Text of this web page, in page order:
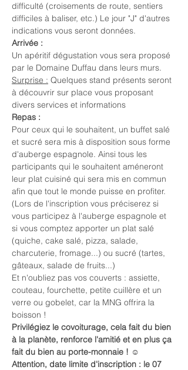
difficulté (croisements de route, sentiers
difficiles à baliser, etc.) Le jour "J" d'autres
indications vous seront données.
Arrivée :
Un apéritif dégustation vous sera proposé
par le Domaine Duffau dans leurs murs.
Surprise : Quelques stand présents seront
à découvrir sur place vous proposant
divers services et informations
Repas :
Pour ceux qui le souhaitent, un buffet salé
et sucré sera mis à disposition sous forme
d'auberge espagnole. Ainsi tous les
participants qui le souhaitent améneront
leur plat cuisiné qui sera mis en commun
afin que tout le monde puisse en profiter.
(Lors de l'inscription vous préciserez si
vous participez à l'auberge espagnole et
si vous comptez apporter un plat salé
(quiche, cake salé, pizza, salade,
charcuterie, fromage...) ou sucré (tartes,
gâteaux, salade de fruits...)
Et n'oubliez pas vos couverts : assiette,
couteau, fourchette, petite cuillère et un
verre ou gobelet, car la MNG offrira la
boisson !
Privilégiez le covoiturage, cela fait du bien
à la planète, renforce l'amitié et en plus ça
fait du bien au porte-monnaie ! ☺️
Attention, date limite d'inscription : le 07